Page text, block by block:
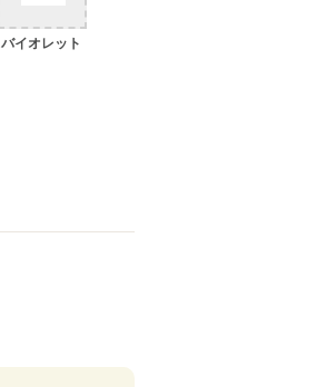
バイオレット